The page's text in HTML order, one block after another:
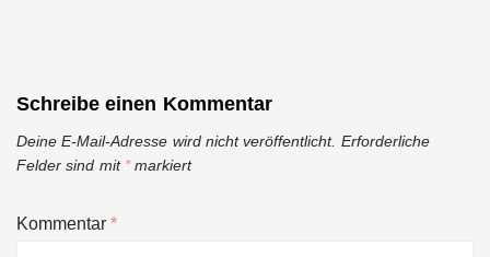
Schreibe einen Kommentar
Deine E-Mail-Adresse wird nicht veröffentlicht. Erforderliche
Felder sind mit *markiert
Kommentar*